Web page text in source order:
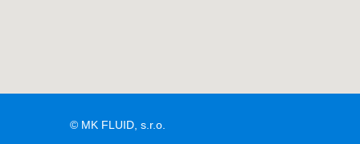
© MK FLUID, s.r.o.